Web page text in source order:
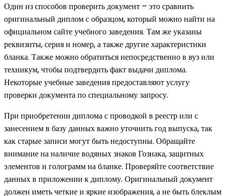
Один из способов проверить документ – это сравнить
оригинальный диплом с образцом, который можно найти на
официальном сайте учебного заведения. Там же указаны
реквизиты, серия и номер, а также другие характеристики
бланка. Также можно обратиться непосредственно в вуз или
техникум, чтобы подтвердить факт выдачи диплома.
Некоторые учебные заведения предоставляют услугу
проверки документа по специальному запросу.
При приобретении диплома с проводкой в реестр или с
занесением в базу данных важно уточнить год выпуска, так
как старые записи могут быть недоступны. Обращайте
внимание на наличие водяных знаков Гознака, защитных
элементов и голограмм на бланке. Проверяйте соответствие
данных в приложении к диплому. Оригинальный документ
должен иметь четкие и яркие изображения, а не быть блеклым